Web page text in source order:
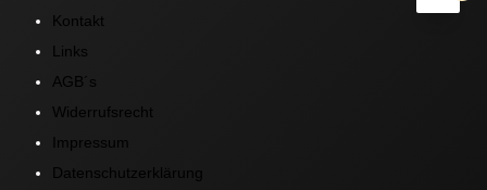
Kontakt
Links
AGB´s
Widerrufsrecht
Impressum
Datenschutzerklärung